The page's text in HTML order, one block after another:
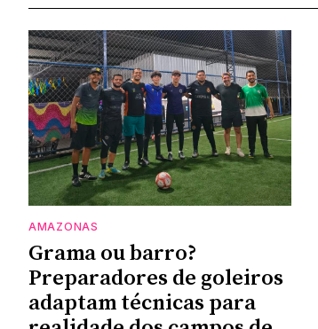
AMAZONAS
Grama ou barro?
Preparadores de goleiros
adaptam técnicas para